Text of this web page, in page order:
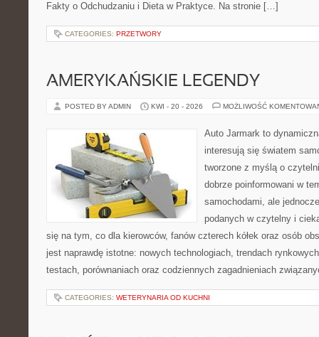
Fakty o Odchudzaniu i Dieta w Praktyce. Na stronie […]
CATEGORIES: PRZETWORY
AMERYKAŃSKIE LEGENDY
POSTED BY ADMIN KWI - 20 - 2026 MOŻLIWOŚĆ
Auto Jarmark to
interesują się światem
tworzone z myślą o
dobrze poinformowani w
samochodami, ale
podanych w czytelny i
się na tym, co dla kierowców, fanów czterech kółek oraz osób
jest naprawdę istotne: nowych technologiach, trendach
testach, porównaniach oraz codziennych zagadnieniach
CATEGORIES: WETERYNARIA OD KUCHNI